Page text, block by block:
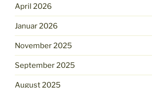
April 2026
Januar 2026
November 2025
September 2025
August 2025